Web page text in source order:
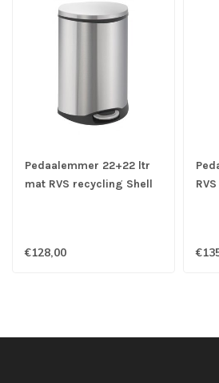
Pedaalemmer 22+22 ltr
mat RVS recycling Shell
€128,00